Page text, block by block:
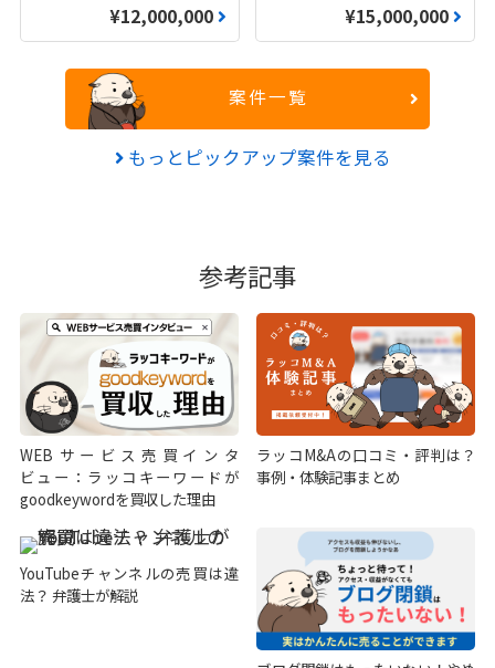
¥12,000,000 ¥15,000,000
案件一覧
もっとピックアップ案件を見る
参考記事
WEBサービス売買インタ
ビュー：ラッコキーワードが
goodkeywordを買収した理由
ラッコM&Aの口コミ・評判は？
事例・体験記事まとめ
YouTubeチャンネルの売買は違
法？ 弁護士が解説